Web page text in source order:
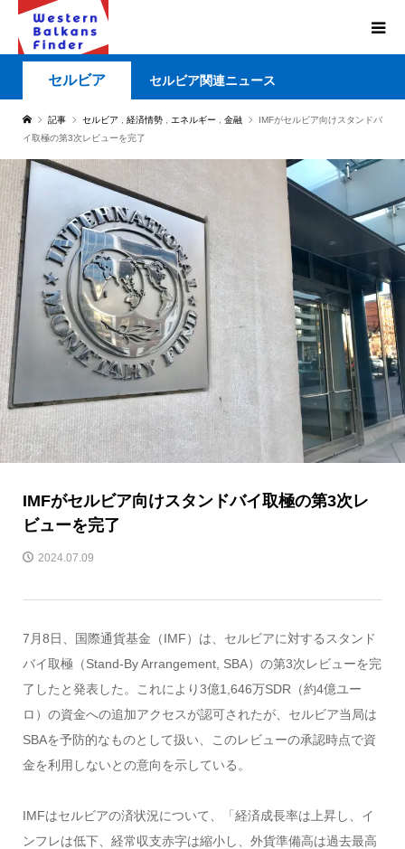
セルビア セルビア関連ニュース
記事 セルビア 経済情勢 エネルギー 金融
IMFがセルビア向けスタンドバ
イ取極の第3次レビューを完了
IMFがセルビア向けスタンドバイ取極の第3次レ
ビューを完了
2024.07.09
7月8日、国際通貨基金（IMF）は、セルビアに対するスタンド
バイ取極（Stand-By Arrangement, SBA）の第3次レビューを完
了したと発表した。これにより3億1,646万SDR（約4億ユー
ロ）の資金への追加アクセスが認可されたが、セルビア当局は
SBAを予防的なものとして扱い、このレビューの承認時点で資
金を利用しないとの意向を示している。
IMFはセルビアの済状況について、「経済成長率は上昇し、イ
ンフレは低下、経常収支赤字は縮小し、外貨準備高は過去最高